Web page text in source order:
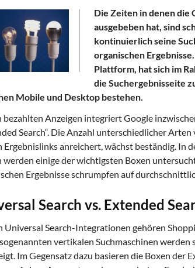
Die Zeiten in denen die
ausgebeben hat, sind
kontinuierlich seine
organischen
Plattform, hat sich im
die Suchergebnisseite
Mobile und Desktop bestehen.
bezahlten Anzeigen integriert Google
Search“. Die Anzahl unterschiedlicher
Ergebnislinks anreichert, wächst beständig. In
werden einige der wichtigsten Boxen
Ergebnisse schrumpfen auf
Search vs. Extended
Universal Search-Integrationen gehören
vertikalen Suchmaschinen
Im Gegensatz dazu basieren die Boxen der